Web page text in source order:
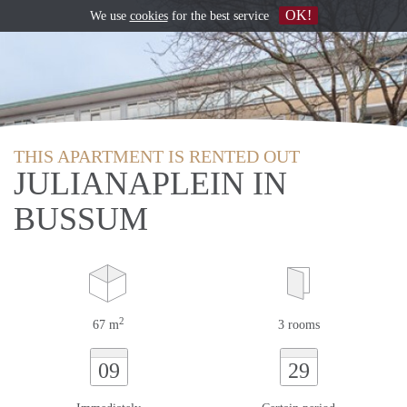
THIS APARTMENT IS RENTED OUT
JULIANAPLEIN IN
BUSSUM
67 m2 3 rooms
09 29
We use cookiesfor the best service OK!